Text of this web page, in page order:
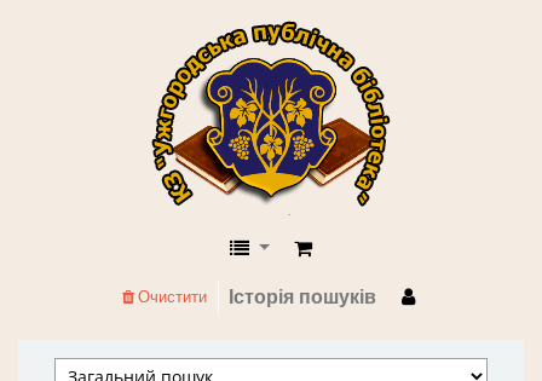
КЗ "Ужгородська публічна
Історія пошуків
Очистити